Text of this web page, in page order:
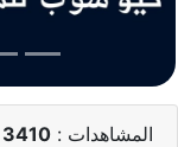
المشاهدات : 3410